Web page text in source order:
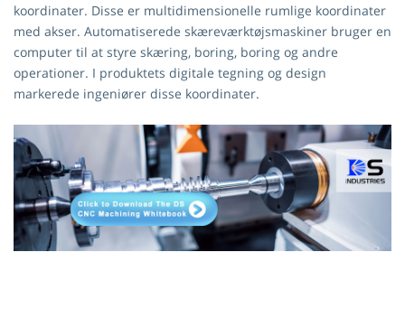
koordinater. Disse er multidimensionelle rumlige koordinater
med akser. Automatiserede skæreværktøjsmaskiner bruger en
computer til at styre skæring, boring, boring og andre
operationer. I produktets digitale tegning og design
markerede ingeniører disse koordinater.